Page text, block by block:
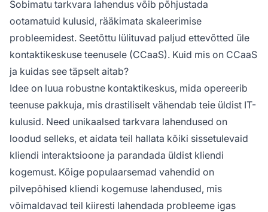
Sobimatu tarkvara lahendus võib põhjustada
ootamatuid kulusid, rääkimata skaleerimise
probleemidest. Seetõttu lülituvad paljud ettevõtted üle
kontaktikeskuse teenusele (CCaaS). Kuid mis on CCaaS
ja kuidas see täpselt aitab?
Idee on luua robustne kontaktikeskus, mida opereerib
teenuse pakkuja, mis drastiliselt vähendab teie üldist IT-
kulusid. Need unikaalsed tarkvara lahendused on
loodud selleks, et aidata teil hallata kõiki sissetulevaid
kliendi interaktsioone ja parandada üldist kliendi
kogemust. Kõige populaarsemad vahendid on
pilvepõhised kliendi kogemuse lahendused, mis
võimaldavad teil kiiresti lahendada probleeme igas